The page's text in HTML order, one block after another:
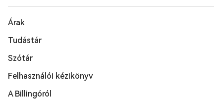
Árak
Tudástár
Szótár
Felhasználói kézikönyv
A Billingóról